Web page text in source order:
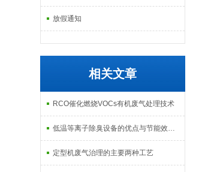
放假通知
相关文章
RCO催化燃烧VOCs有机废气处理技术
低温等离子除臭设备的优点与节能效果分析
定型机废气治理的主要两种工艺